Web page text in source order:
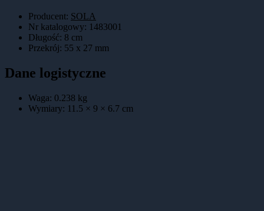
Producent: SOLA
Nr katalogowy: 1483001
Długość: 8 cm
Przekrój: 55 x 27 mm
Dane logistyczne
Waga: 0.238 kg
Wymiary: 11.5 × 9 × 6.7 cm